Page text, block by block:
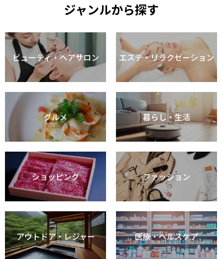
ジャンルから探す
ビューティ・ヘアサロン エステ・リラクゼーション
グルメ 暮らし・生活
ショッピング ファッション
アウトドア・レジャー 医療・ヘルスケア